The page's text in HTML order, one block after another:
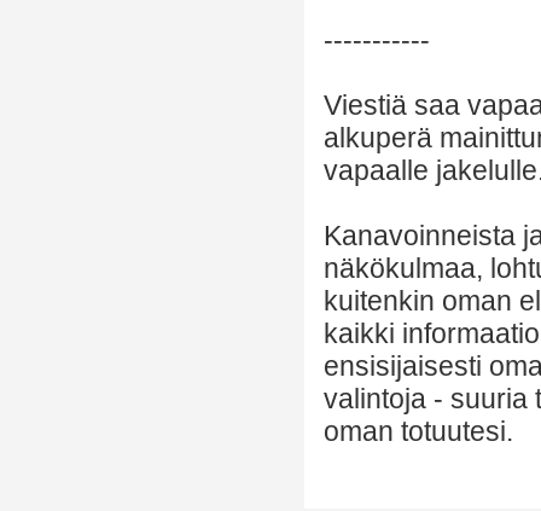
-----------
Viestiä saa
alkuperä
vapaalle
Kanavoinneista
näkökulmaa,
kuitenkin oman
kaikki
ensisijaisesti
valintoja - suuria
oman totuutesi.